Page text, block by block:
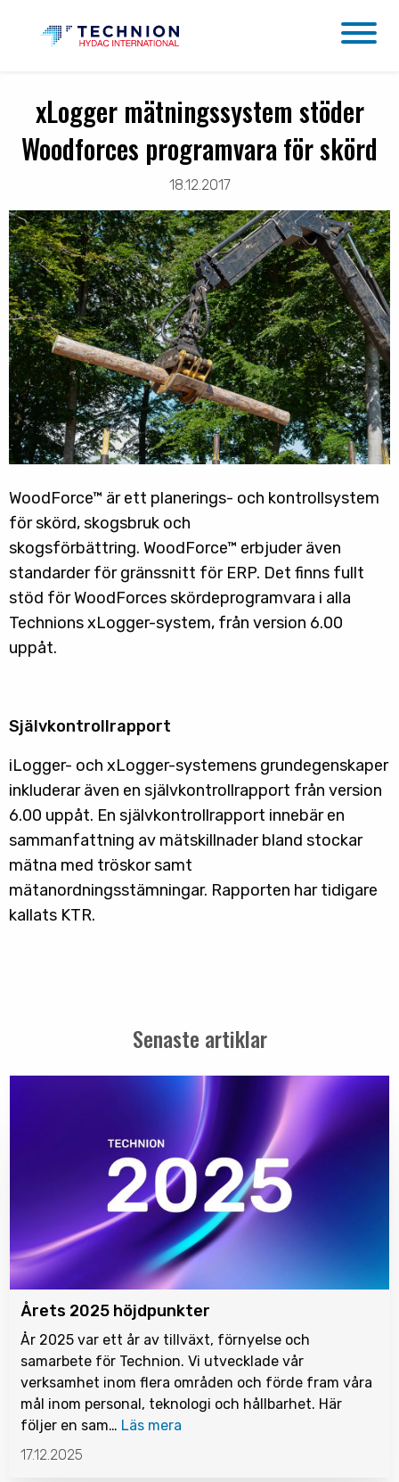
xLogger mätningssystem stöder
Woodforces programvara för skörd
18.12.2017
WoodForce™ är ett planerings- och kontrollsystem
för skörd, skogsbruk och
skogsförbättring. WoodForce™ erbjuder även
standarder för gränssnitt för ERP. Det finns fullt
stöd för WoodForces skördeprogramvara i alla
Technions xLogger-system, från version 6.00
uppåt.
Självkontrollrapport
iLogger- och xLogger-systemens grundegenskaper
inkluderar även en självkontrollrapport från version
6.00 uppåt. En självkontrollrapport innebär en
sammanfattning av mätskillnader bland stockar
mätna med tröskor samt
mätanordningsstämningar. Rapporten har tidigare
kallats KTR.
Senaste artiklar
Årets 2025 höjdpunkter
År 2025 var ett år av tillväxt, förnyelse och
samarbete för Technion. Vi utvecklade vår
verksamhet inom flera områden och förde fram våra
mål inom personal, teknologi och hållbarhet. Här
följer en sam… Läs mera
17.12.2025